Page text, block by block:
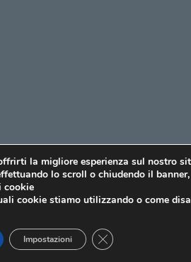
la migliore esperienza sul nostro
lo scroll o chiudendo il
cookie
cookie stiamo utilizzando o come
Impostazioni CLOSE GDPR